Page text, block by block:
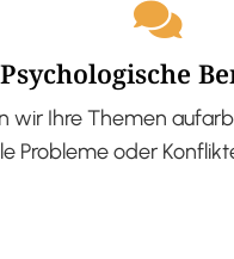
Psychologische
wir Ihre Themen
Probleme oder